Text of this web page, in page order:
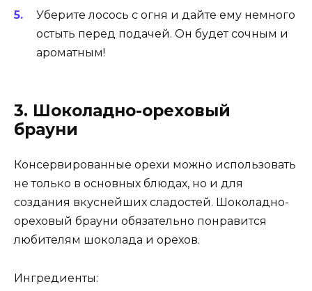
Уберите лосось с огня и дайте ему немного
остыть перед подачей. Он будет сочным и
ароматным!
3. Шоколадно-ореховый
брауни
Консервированные орехи можно использовать
не только в основных блюдах, но и для
создания вкуснейших сладостей. Шоколадно-
ореховый брауни обязательно понравится
любителям шоколада и орехов.
Ингредиенты: